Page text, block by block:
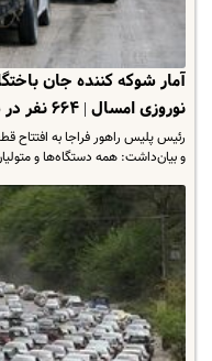
آمار شوکه کننده جان
نوروزی امسال | ۶۶۴ نفر در سوانح رانندگی فوت شدند
و بیان‌داشت: همه دستگاه‌ها و